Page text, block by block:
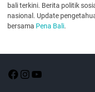
bali terkini. Berita politik
nasional. Update
bersama Pena Bali.